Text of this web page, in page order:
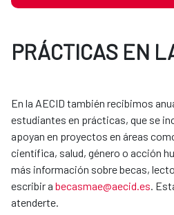
PRÁCTICAS EN
En la AECID también recibimos
estudiantes en prácticas, que se
apoyan en proyectos en áreas
científica, salud, género o acción
más información sobre becas,
escribir a becasmae@aecid.es.
atenderte.